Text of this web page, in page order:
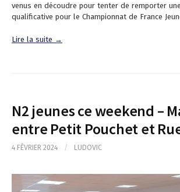
venus en découdre pour tenter de remporter
qualificative pour le Championnat de France
Lire la suite →
N2 jeunes ce weekend –
entre Petit Pouchet et
4 FÉVRIER 2024 / LUDOVIC